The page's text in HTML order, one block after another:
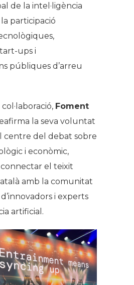
de la intel·ligència
participació
ups i
públiques d’arreu
Foment
la seva voluntat
centre del debat sobre
i econòmic,
el teixit
amb la comunitat
i experts
artificial.